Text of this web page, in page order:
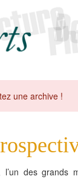
une archive !
l’un des grands